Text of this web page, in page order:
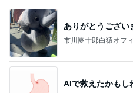
ありがとうござい
市川團十郎白猿オフ
AIで救えたかもし